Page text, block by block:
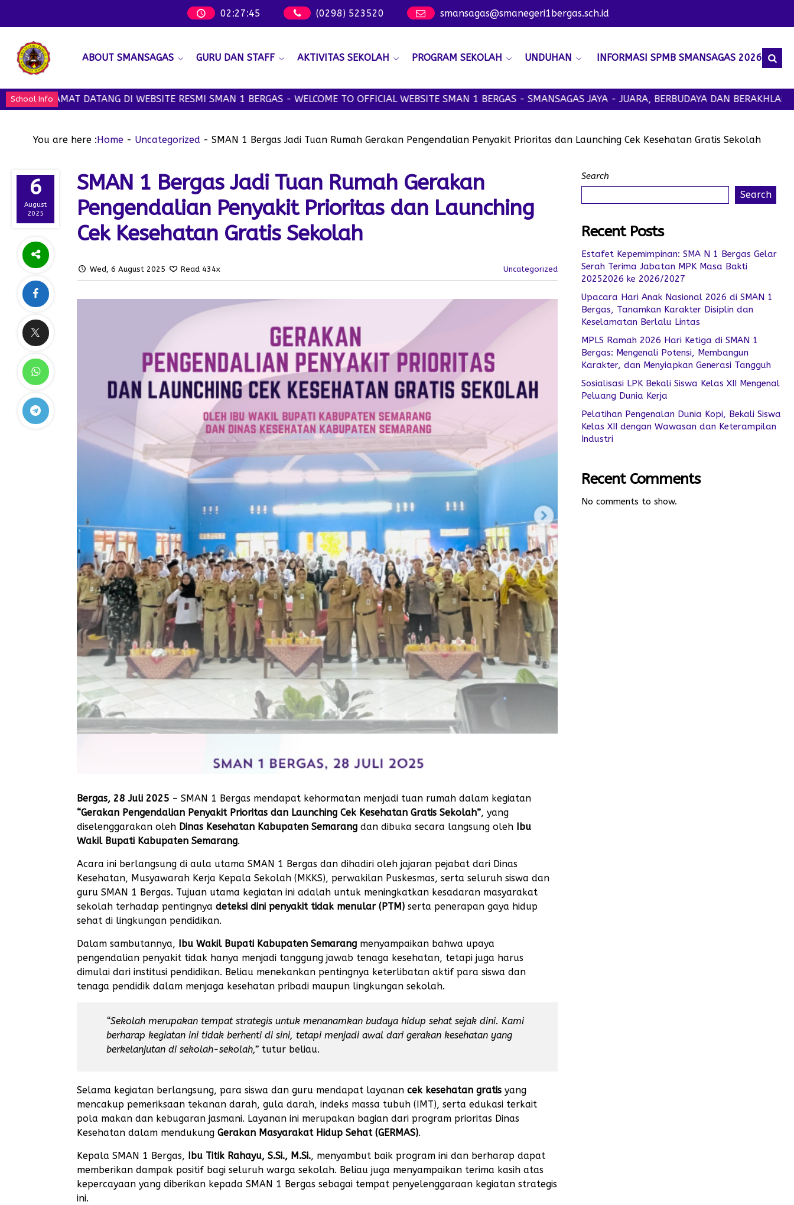
02:27:47 (0298) 523520 smansagas@smanegeri1bergas.sch.id
ABOUT SMANSAGAS GURU DAN STAFF AKTIVITAS SEKOLAH PROGRAM SEKOLAH UNDUHAN INFORMASI SPMB SMANSAGAS 2026
School InfoDATANG DI WEBSITE RESMI SMAN 1 BERGAS - WELCOME TO OFFICIAL WEBSITE SMAN 1 BERGAS - SMANSAGAS JAYA - JUARA, BERBUDAYA DAN BERAKHLAK MULIA
You are here :Home - Uncategorized - SMAN 1 Bergas Jadi Tuan Rumah Gerakan Pengendalian Penyakit Prioritas dan Launching Cek Kesehatan Gratis Sekolah
6
August
2025
SMAN 1 Bergas Jadi Tuan Rumah Gerakan
Pengendalian Penyakit Prioritas dan Launching
Cek Kesehatan Gratis Sekolah
Wed, 6 August 2025 Read 434x Uncategorized
Bergas, 28 Juli 2025 – SMAN 1 Bergas mendapat kehormatan menjadi tuan rumah dalam kegiatan
“Gerakan Pengendalian Penyakit Prioritas dan Launching Cek Kesehatan Gratis Sekolah”, yang
diselenggarakan oleh Dinas Kesehatan Kabupaten Semarang dan dibuka secara langsung oleh Ibu
Wakil Bupati Kabupaten Semarang.
Acara ini berlangsung di aula utama SMAN 1 Bergas dan dihadiri oleh jajaran pejabat dari Dinas
Kesehatan, Musyawarah Kerja Kepala Sekolah (MKKS), perwakilan Puskesmas, serta seluruh siswa dan
guru SMAN 1 Bergas. Tujuan utama kegiatan ini adalah untuk meningkatkan kesadaran masyarakat
sekolah terhadap pentingnya deteksi dini penyakit tidak menular (PTM) serta penerapan gaya hidup
sehat di lingkungan pendidikan.
Dalam sambutannya, Ibu Wakil Bupati Kabupaten Semarang menyampaikan bahwa upaya
pengendalian penyakit tidak hanya menjadi tanggung jawab tenaga kesehatan, tetapi juga harus
dimulai dari institusi pendidikan. Beliau menekankan pentingnya keterlibatan aktif para siswa dan
tenaga pendidik dalam menjaga kesehatan pribadi maupun lingkungan sekolah.
“Sekolah merupakan tempat strategis untuk menanamkan budaya hidup sehat sejak dini. Kami
berharap kegiatan ini tidak berhenti di sini, tetapi menjadi awal dari gerakan kesehatan yang
berkelanjutan di sekolah-sekolah,” tutur beliau.
Selama kegiatan berlangsung, para siswa dan guru mendapat layanan cek kesehatan gratis yang
mencakup pemeriksaan tekanan darah, gula darah, indeks massa tubuh (IMT), serta edukasi terkait
pola makan dan kebugaran jasmani. Layanan ini merupakan bagian dari program prioritas Dinas
Kesehatan dalam mendukung Gerakan Masyarakat Hidup Sehat (GERMAS).
Kepala SMAN 1 Bergas, Ibu Titik Rahayu, S.Si., M.Si., menyambut baik program ini dan berharap dapat
memberikan dampak positif bagi seluruh warga sekolah. Beliau juga menyampaikan terima kasih atas
kepercayaan yang diberikan kepada SMAN 1 Bergas sebagai tempat penyelenggaraan kegiatan strategis
ini.
Search
Search
Recent Posts
Estafet Kepemimpinan: SMA N 1 Bergas Gelar
Serah Terima Jabatan MPK Masa Bakti
20252026 ke 2026/2027
Upacara Hari Anak Nasional 2026 di SMAN 1
Bergas, Tanamkan Karakter Disiplin dan
Keselamatan Berlalu Lintas
MPLS Ramah 2026 Hari Ketiga di SMAN 1
Bergas: Mengenali Potensi, Membangun
Karakter, dan Menyiapkan Generasi Tangguh
Sosialisasi LPK Bekali Siswa Kelas XII Mengenal
Peluang Dunia Kerja
Pelatihan Pengenalan Dunia Kopi, Bekali Siswa
Kelas XII dengan Wawasan dan Keterampilan
Industri
Recent Comments
No comments to show.